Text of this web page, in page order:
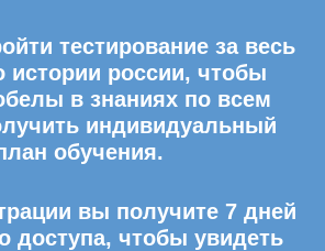
тестирование за весь
истории россии, чтобы
в знаниях по всем
индивидуальный
обучения.
вы получите 7 дней
доступа, чтобы увидеть